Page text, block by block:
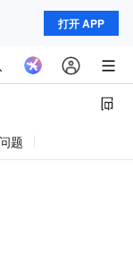
打开 APP
题